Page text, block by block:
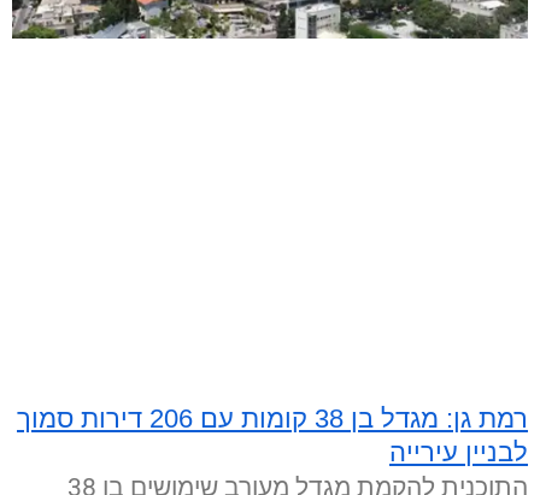
רמת גן: מגדל בן 38 קומות עם 206 דירות סמוך
לבניין עירייה
התוכנית להקמת מגדל מעורב שימושים בן 38